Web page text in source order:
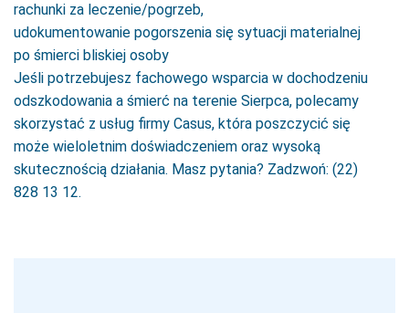
rachunki za leczenie/pogrzeb,
udokumentowanie pogorszenia się sytuacji materialnej
po śmierci bliskiej osoby
Jeśli potrzebujesz fachowego wsparcia w dochodzeniu
odszkodowania a śmierć na terenie Sierpca, polecamy
skorzystać z usług firmy Casus, która poszczycić się
może wieloletnim doświadczeniem oraz wysoką
skutecznością działania. Masz pytania? Zadzwoń: (22)
828 13 12.